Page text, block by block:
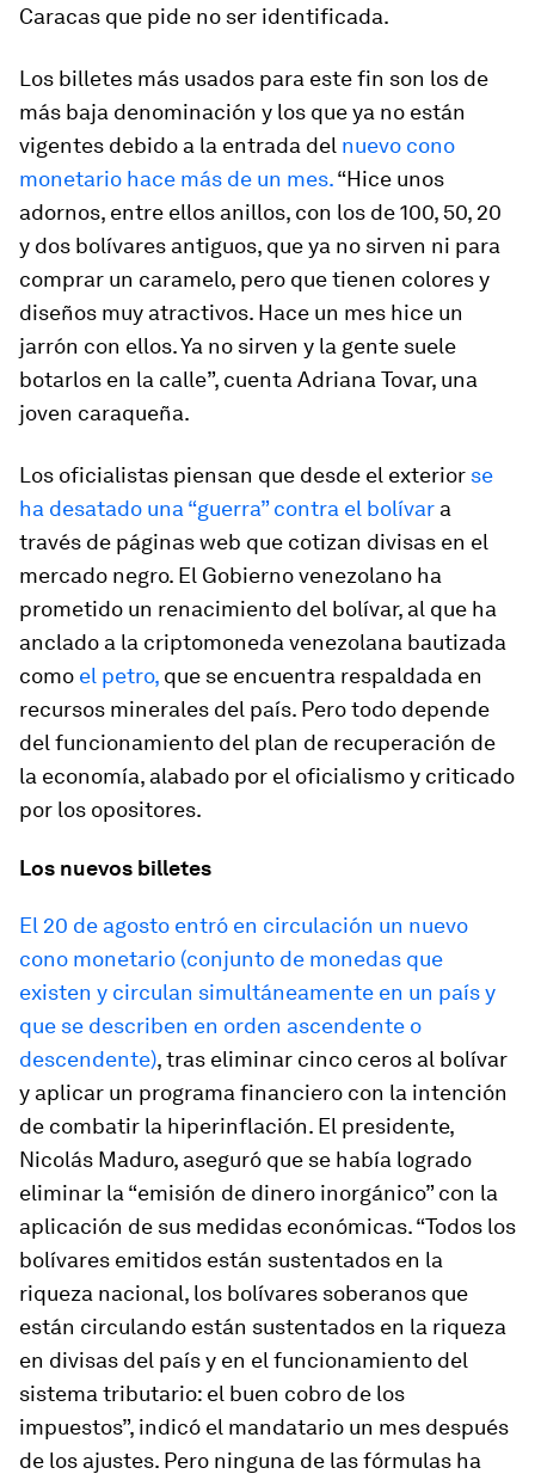
Caracas que pide no ser identificada.
Los billetes más usados para este fin son los de
más baja denominación y los que ya no están
vigentes debido a la entrada del nuevo cono
monetario hace más de un mes.“Hice unos
adornos, entre ellos anillos, con los de 100, 50, 20
y dos bolívares antiguos, que ya no sirven ni para
comprar un caramelo, pero que tienen colores y
diseños muy atractivos. Hace un mes hice un
jarrón con ellos. Ya no sirven y la gente suele
botarlos en la calle”, cuenta Adriana Tovar, una
joven caraqueña.
Los oficialistas piensan que desde el exterior se
ha desatado una “guerra” contra el bolívar a
través de páginas web que cotizan divisas en el
mercado negro. El Gobierno venezolano ha
prometido un renacimiento del bolívar, al que ha
anclado a la criptomoneda venezolana bautizada
como el petro, que se encuentra respaldada en
recursos minerales del país. Pero todo depende
del funcionamiento del plan de recuperación de
la economía, alabado por el oficialismo y criticado
por los opositores.
Los nuevos billetes
El 20 de agosto entró en circulación un nuevo
cono monetario (conjunto de monedas que
existen y circulan simultáneamente en un país y
que se describen en orden ascendente o
descendente), tras eliminar cinco ceros al bolívar
y aplicar un programa financiero con la intención
de combatir la hiperinflación. El presidente,
Nicolás Maduro, aseguró que se había logrado
eliminar la “emisión de dinero inorgánico” con la
aplicación de sus medidas económicas. “Todos los
bolívares emitidos están sustentados en la
riqueza nacional, los bolívares soberanos que
están circulando están sustentados en la riqueza
en divisas del país y en el funcionamiento del
sistema tributario: el buen cobro de los
impuestos”, indicó el mandatario un mes después
de los ajustes. Pero ninguna de las fórmulas ha